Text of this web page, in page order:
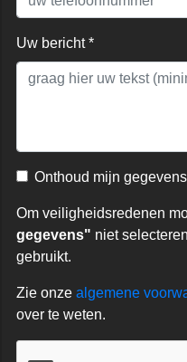
Uw bericht *
Onthoud mijn gegevens
Om veiligheidsredenen
gegevens" niet
gebruikt.
Zie onze algemene
over te weten.